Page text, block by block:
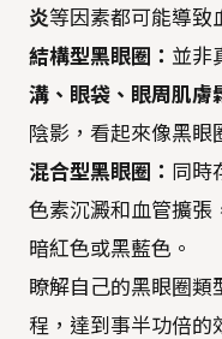
炎等因素都可能導致
結構型黑眼圈： 並非
溝、眼袋、眼周肌膚
陰影，看起來像黑眼
混合型黑眼圈： 同時
色素沉澱和血管擴張
暗紅色或黑藍色。
瞭解自己的黑眼圈類
程，達到事半功倍的